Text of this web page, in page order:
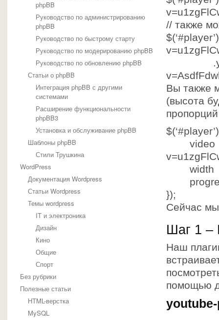
phpBB
Руководство по администрированию
phpBB
Руководство по быстрому старту
Руководство по модерированию phpBB
Руководство по обновлению phpBB
Статьи о phpBB
Интеграция phpBB с другими
системами
Расширение функциональности
phpBB3
Установка и обслуживание phpBB
Шаблоны phpBB
Стили Трушкина
WordPress
Документация Wordpress
Статьи Wordpress
Темы wordpress
IT и электроника
Дизайн
Кино
Общие
Спорт
Без рубрики
Полезные статьи
HTML-верстка
MySQL
// также
$(‘#player’
Вы также
(высота
$(‘#player’
});
Сейчас
Шаг 1 –
Наш
помощью